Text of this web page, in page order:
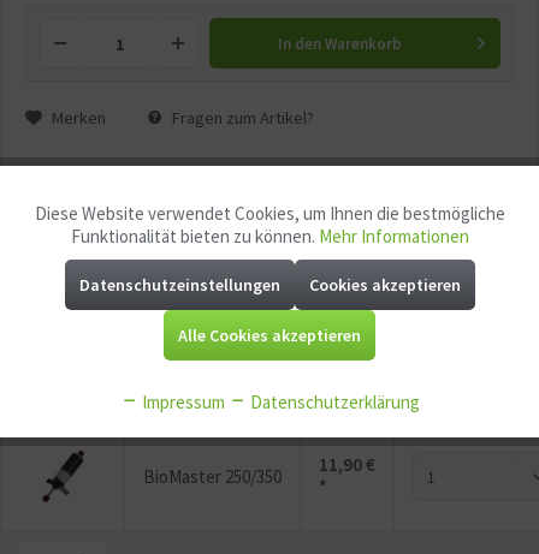
In den Warenkorb
Merken Fragen zum Artikel?
Artikel-Nr.:
GG11153
Mindestabnahme:
1
Jetzt Bonuspunkte sichern
Variante Preis
BioMaster 250/350
11,90 €
*
Funktionale Aktiv
Marketing Aktiv
Service Aktiv
Sonstige
Diese Website verwendet Cookies, um Ihnen die bestmögliche
Funktionalität bieten zu können. Mehr Informationen
Datenschutzeinstellungen Cookies akzeptieren
Alle Cookies akzeptieren
Impressum Datenschutzerklärung